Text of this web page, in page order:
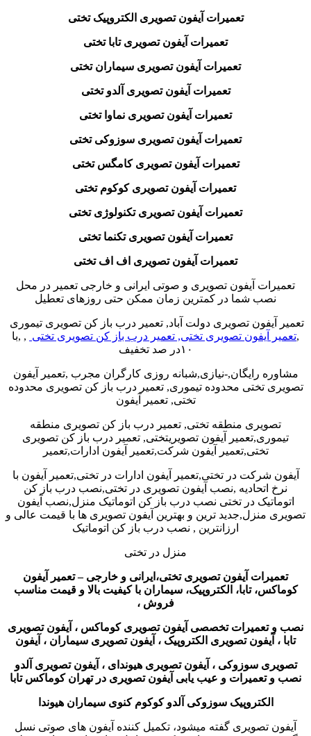
تعمیرات آیفون تصویری الکتروپیک تختی
تعمیرات آیفون تصویری تابا تختی
تعمیرات آیفون تصویری سیماران تختی
تعمیرات آیفون تصویری آلدو تختی
تعمیرات آیفون تصویری نماوا تختی
تعمیرات آیفون تصویری سوزوکی تختی
تعمیرات آیفون تصویری کامگس تختی
تعمیرات آیفون تصویری کوکوم تختی
تعمیرات آیفون تصویری تکنولوژی تختی
تعمیرات آیفون تصویری تکنما تختی
تعمیرات آیفون تصویری اف اف تختی
تعمیرات آیفون تصویری و صوتی ایرانی و خارجی تعمیر در محل
نصب شما در کمترین زمان ممکن حتی روزهای تعطیل
تعمیر آیفون تصویری دولت آباد, تعمیر درب باز کن تصویری تیموری
,تعمیر آیفون تصویری تختی, تعمیر درب باز کن تصویری تختی , ,با
۱۰در صد تخفیف
مشاوره رایگان,-نیازی,شبانه روزی کارگران مجرب ,تعمیر آیفون
تصویری تختی محدوده تیموری, تعمیر درب باز کن تصویری محدوده
تختی, تعمیر آیفون
تصویری منطقه تختی, تعمیر درب باز کن تصویری منطقه
تیموری,تعمیر آیفون تصویریتختی, تعمیر درب باز کن تصویری
تختی,تعمیر آیفون شرکت,تعمیر آیفون ادارات,تعمیر
آیفون شرکت در تختی,تعمیر آیفون ادارات در تختی,تعمیر آیفون با
نرخ اتحادیه ,نصب آیفون تصویری در تختی,نصب درب باز کن
اتوماتیک در تختی نصب درب باز کن اتوماتیک منزل,نصب آیفون
تصویری منزل,جدید ترین و بهترین آیفون تصویری ها با قیمت عالی و
ارزانترین , نصب درب باز کن اتوماتیک
منزل در تختی
تعمیرات آیفون تصویری تختی،ایرانی و خارجی – تعمیر آیفون
کوماکس، تابا، الکتروپیک، سیماران با کیفیت بالا و قیمت مناسب
فروش ،
نصب و تعمیرات تخصصی آیفون تصویری کوماکس ، آیفون تصویری
تابا ، آیفون تصویری الکتروپیک ، آیفون تصویری سیماران ، آیفون
تصویری سوزوکی ، آیفون تصویری هیوندای ، آیفون تصویری آلدو
نصب و تعمیرات و عیب یابی آیفون تصویری در تهران کوماکس تابا
الکتروپیک سوزوکی آلدو کوکوم کنوی سیماران هیوندا
آیفون تصویری گفته میشود، تکمیل کننده آیفون های صوتی نسل